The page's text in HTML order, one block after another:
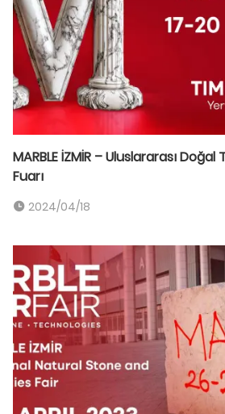
MARBLE İZMİR – Uluslararası
Fuarı
2024/04/18